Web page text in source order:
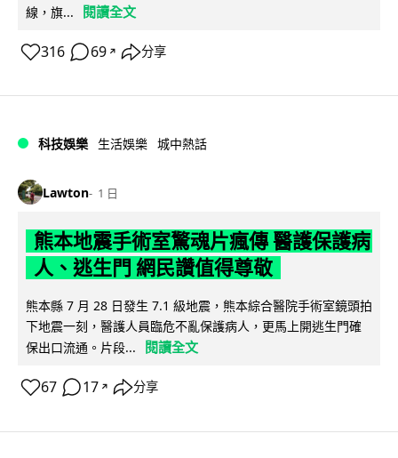
線，旗...
閱讀全文
316 69 ↗ 分享
科技娛樂 生活娛樂 城中熱話
Lawton 1 日
熊本地震手術室驚魂片瘋傳 醫護保護病
人、逃生門 網民讚值得尊敬
熊本縣 7 月 28 日發生 7.1 級地震，熊本綜合醫院手術室鏡頭拍
下地震一刻，醫護人員臨危不亂保護病人，更馬上開逃生門確
保出口流通。片段...
閱讀全文
67 17 ↗ 分享